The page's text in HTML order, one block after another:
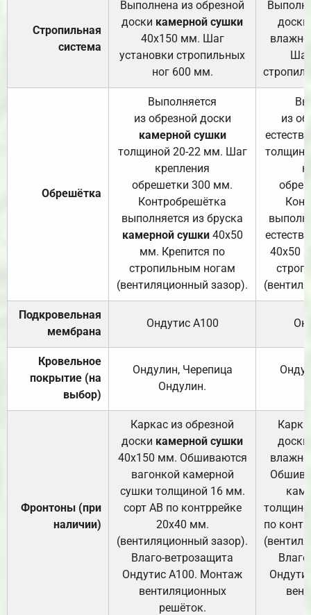
Стропильная
система
Выполнена из обрезной
доски камерной сушки
40х150 мм. Шаг
установки стропильных
ног 600 мм.
доски
Обрешётка
Выполняется
из обрезной доски
камерной сушки
толщиной 20-22 мм. Шаг
крепления
обрешетки 300 мм.
Контробрешётка
выполняется из бруска
камерной сушки40х50
мм. Крепится по
стропильным ногам
(вентиляционный зазор).
из
40х50
Подкровельная
мембрана
Ондутис А100
Кровельное
покрытие (на
выбор)
Ондулин, Черепица
Ондулин.
Фронтоны (при
наличии)
Каркас из обрезной
доски камерной сушки
40х150 мм. Обшиваются
вагонкой камерной
сушки толщиной 16 мм.
сорт АВ по контррейке
20х40 мм.
(вентиляционный зазор).
Влаго-ветрозащита
Ондутис А100. Монтаж
вентиляционных
решёток.
доски
по